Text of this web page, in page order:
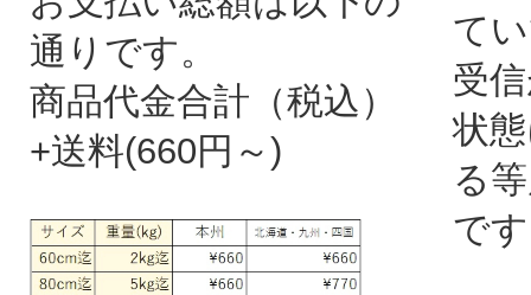
通りです。
商品代金合計（税込）
+送料(660円～)
て
受
状
る
で